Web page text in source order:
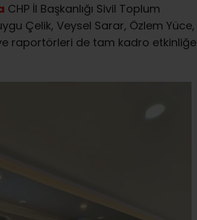
CHP İl Başkanlığı Sivil Toplum
Çelik, Veysel Sarar, Özlem Yüce,
raportörleri de tam kadro etkinliğe